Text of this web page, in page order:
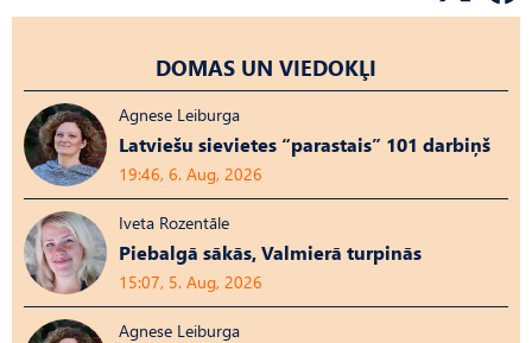
DOMAS UN VIEDOKĻI
Agnese Leiburga
Latviešu sievietes “parastais” 101 darbiņš
19:46, 6. Aug, 2026
Iveta Rozentāle
Piebalgā sākās, Valmierā turpinās
15:07, 5. Aug, 2026
Agnese Leiburga